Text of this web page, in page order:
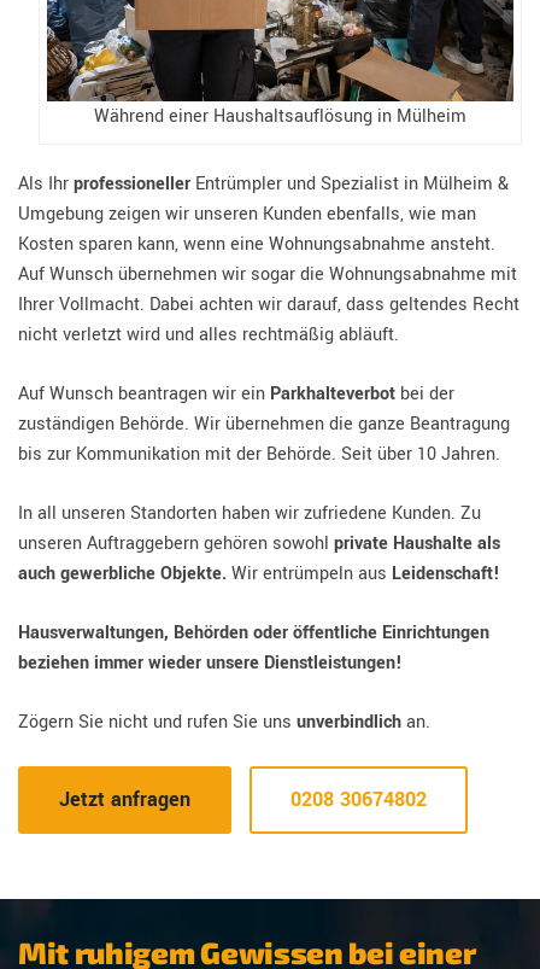
Während einer Haushaltsauflösung in Mülheim
Als Ihrprofessioneller Entrümpler und Spezialist in Mülheim &
Umgebung zeigen wir unseren Kunden ebenfalls, wie man
Kosten sparen kann, wenn eine Wohnungsabnahme ansteht.
Auf Wunsch übernehmen wir sogar die Wohnungsabnahme mit
Ihrer Vollmacht. Dabei achten wir darauf, dass geltendes Recht
nicht verletzt wird und alles rechtmäßig abläuft.
Auf Wunsch beantragen wir ein Parkhalteverbot bei der
zuständigen Behörde. Wir übernehmen die ganze Beantragung
bis zur Kommunikation mit der Behörde. Seit über 10 Jahren.
In all unseren Standorten haben wir zufriedene Kunden. Zu
unseren Auftraggebern gehören sowohl private Haushalte als
auch gewerbliche Objekte. Wir entrümpeln aus Leidenschaft!
Hausverwaltungen, Behörden oder öffentliche Einrichtungen
beziehen immer wieder unsere Dienstleistungen!
Zögern Sie nicht und rufen Sie uns unverbindlichan.
Jetzt anfragen 0208 30674802
Mit ruhigem Gewissen bei einer